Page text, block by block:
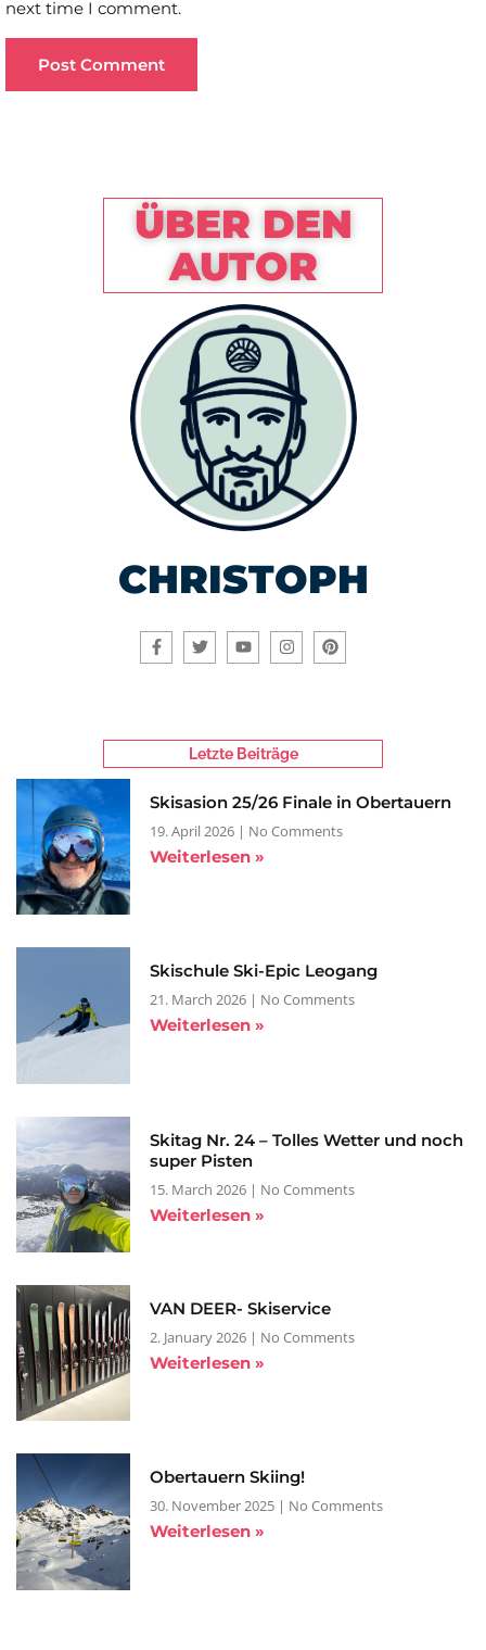
next time I comment.
ÜBER DEN
AUTOR
CHRISTOPH
Letzte Beiträge
Skisasion 25/26 Finale in Obertauern
19. April 2026 No Comments
Weiterlesen »
Skischule Ski-Epic Leogang
21. March 2026 No Comments
Weiterlesen »
Skitag Nr. 24 – Tolles Wetter und noch
super Pisten
15. March 2026 No Comments
Weiterlesen »
VAN DEER- Skiservice
2. January 2026 No Comments
Weiterlesen »
Obertauern Skiing!
30. November 2025 No Comments
Weiterlesen »